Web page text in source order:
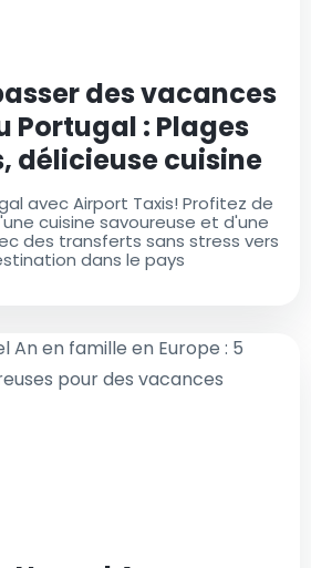
des vacances
Portugal : Plages
délicieuse cuisine
avec Airport Taxis! Profitez de
cuisine savoureuse et d'une
des transferts sans stress vers
dans le pays